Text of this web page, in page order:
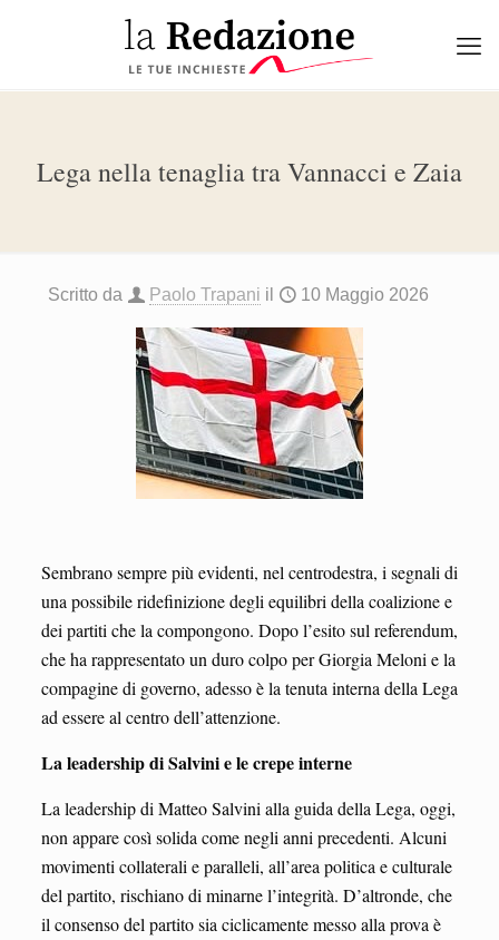
Lega nella tenaglia tra Vannacci e Zaia
Scritto da Paolo Trapani il 10 Maggio 2026
Sembrano sempre più evidenti, nel centrodestra, i segnali di
una possibile ridefinizione degli equilibri della coalizione e
dei partiti che la compongono. Dopo l’esito sul referendum,
che ha rappresentato un duro colpo per Giorgia Meloni e la
compagine di governo, adesso è la tenuta interna della Lega
ad essere al centro dell’attenzione.
La leadership di Salvini e le crepe interne
La leadership di Matteo Salvini alla guida della Lega, oggi,
non appare così solida come negli anni precedenti. Alcuni
movimenti collaterali e paralleli, all’area politica e culturale
del partito, rischiano di minarne l’integrità. D’altronde, che
il consenso del partito sia ciclicamente messo alla prova è